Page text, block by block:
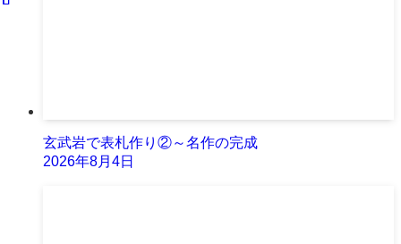
玄武岩で表札作り②～名作の完成
2026年8月4日